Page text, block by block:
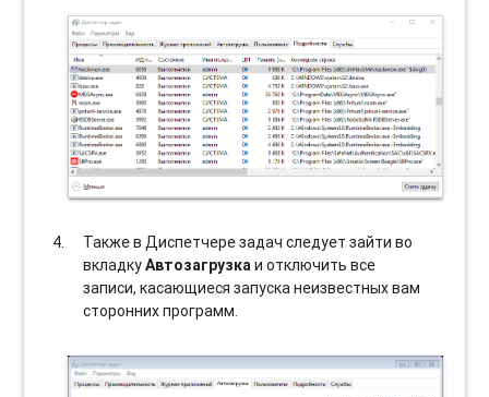
Также в Диспетчере задач следует зайти во
вкладкуАвтозагрузкаи отключить все
записи, касающиеся запуска неизвестных вам
сторонних программ.